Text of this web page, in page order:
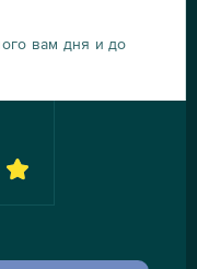
вам дня и до